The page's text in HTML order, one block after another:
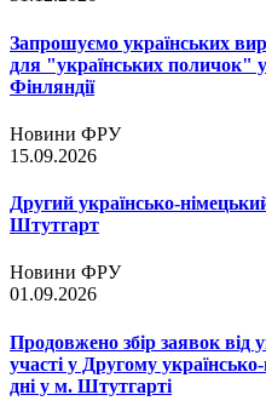
Запрошуємо українських
для "українських поличок"
Фінляндії
Новини ФРУ
15.09.2026
Другий українсько-
Штутгарт
Новини ФРУ
01.09.2026
Продовжено збір заявок від
участі у Другому
дні у м. Штутгарті